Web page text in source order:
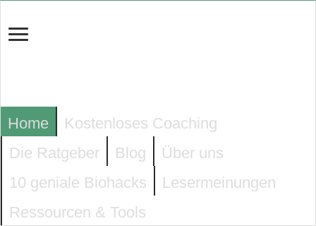
Home
Kostenloses Coaching
Die Ratgeber
Blog
Über uns
10 geniale Biohacks
Lesermeinungen
Ressourcen & Tools